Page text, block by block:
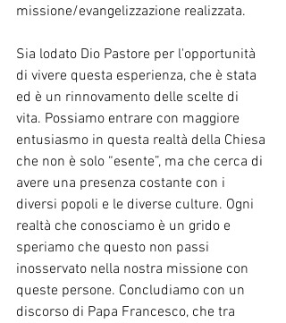
missione/evangelizzazione realizzata.
Sia lodato Dio Pastore per l'opportunità
di vivere questa esperienza, che è stata
ed è un rinnovamento delle scelte di
vita. Possiamo entrare con maggiore
entusiasmo in questa realtà della Chiesa
che non è solo “esente”, ma che cerca di
avere una presenza costante con i
diversi popoli e le diverse culture. Ogni
realtà che conosciamo è un grido e
speriamo che questo non passi
inosservato nella nostra missione con
queste persone. Concludiamo con un
discorso di Papa Francesco, che tra